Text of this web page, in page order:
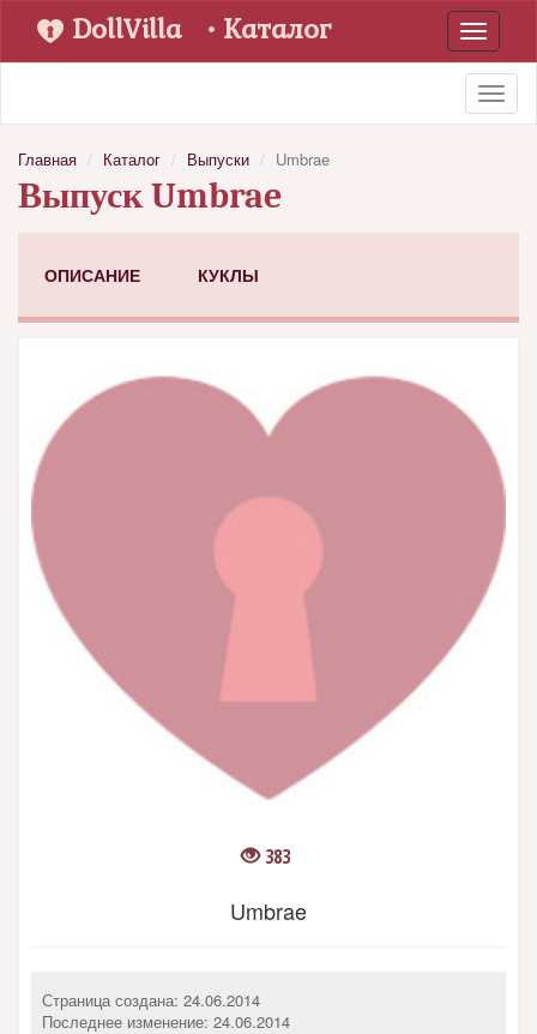
Toggle
DollVilla • Каталог
Главная Каталог Выпуски Umbrae
Выпуск Umbrae
ОПИСАНИЕ КУКЛЫ
383
Umbrae
Страница создана: 24.06.2014
Последнее изменение: 24.06.2014